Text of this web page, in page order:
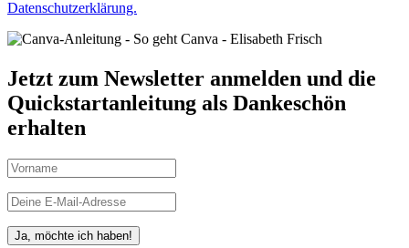
Datenschutzerklärung.
Jetzt zum Newsletter anmelden und die
Quickstartanleitung als Dankeschön
erhalten
Ja, möchte ich haben!